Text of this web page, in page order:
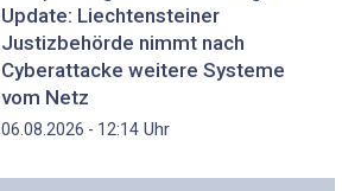
Update: Liechtensteiner
Justizbehörde nimmt nach
Cyberattacke weitere Systeme
vom Netz
06.08.2026 - 12:14Uhr